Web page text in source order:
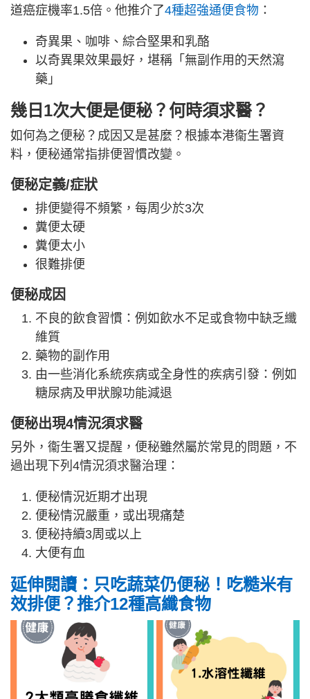
道癌症機率1.5倍。他推介了4種超強通便食物 ：
奇異果、咖啡、綜合堅果和乳酪
以奇異果效果最好，堪稱「無副作用的天然瀉
藥」
幾日1次大便是便秘？何時須求醫？
如何為之便秘？成因又是甚麼？根據本港衞生署資
料，便秘通常指排便習慣改變。
便秘定義/症狀
排便變得不頻繁，每周少於3次
糞便太硬
糞便太小
很難排便
便秘成因
不良的飲食習慣：例如飲水不足或食物中缺乏纖
維質
藥物的副作用
由一些消化系統疾病或全身性的疾病引發：例如
糖尿病及甲狀腺功能減退
便秘出現4情況須求醫
另外，衞生署又提醒，便秘雖然屬於常見的問題，不
過出現下列4情況須求醫治理：
便秘情況近期才出現
便秘情況嚴重，或出現痛楚
便秘持續3周或以上
大便有血
延伸閱讀：只吃蔬菜仍便秘！吃糙米有
效排便？推介12種高纖食物